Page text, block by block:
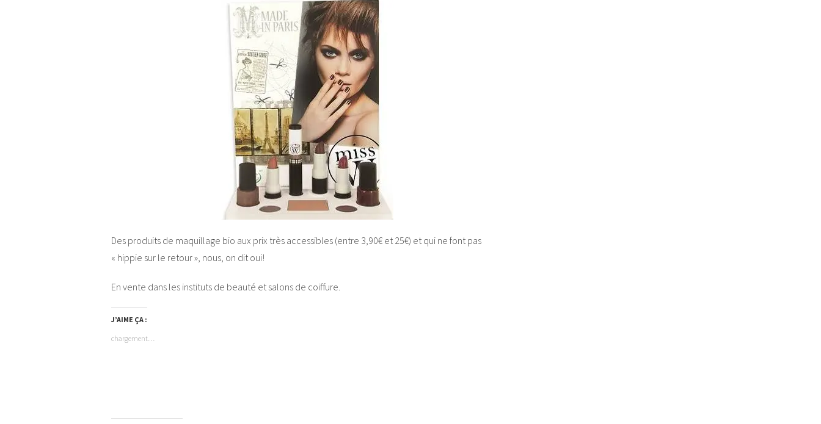
Des produits de maquillage bio aux prix très accessibles (entre 3,90€ et 25€) et qui ne font pas
« hippie sur le retour », nous, on dit oui!
En vente dans les instituts de beauté et salons de coiffure.
J’AIME ÇA :
chargement…